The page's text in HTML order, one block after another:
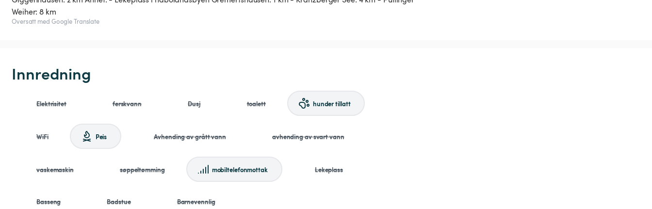
Weiher: 8 km
Oversatt med Google Translate
Innredning
Elektrisitet ferskvann Dusj toalett hunder tillatt
WiFi Peis Avhending av grått vann avhending av svart vann
vaskemaskin søppeltømming mobiltelefonmottak Lekeplass
Basseng Badstue Barnevennlig